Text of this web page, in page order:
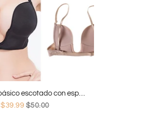
Sujetador básico escotado con espalda baja
$39.99 $50.00